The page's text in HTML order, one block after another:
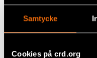
Samtycke
Cookies på crd.org